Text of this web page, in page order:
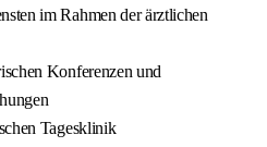
im Rahmen der ärztlichen
Konferenzen und
Tagesklinik